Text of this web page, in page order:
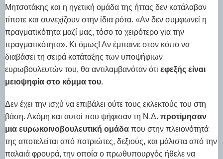
Μητσοτάκης και η ηγετική ομάδα της ήττας δεν κατάλαβαν
τίποτε και συνεχίζουν στην ίδια ρότα. «Αν δεν συμφωνεί η
πραγματικότητα μαζί μας, τόσο το χειρότερο για την
πραγματικότητα». Κι όμως! Αν έμπαινε στον κόπο να
διαβάσει τη σειρά κατάταξης των υποψήφιων
ευρωβουλευτών του, θα αντιλαμβανόταν ότι εφεξής είναι
μειοψηφία στο κόμμα του.
Δεν έχει την ισχύ να επιβάλει ούτε τους εκλεκτούς του στη
βάση. Ακόμη και αυτοί που ψήφισαν τη Ν.Δ. προτίμησαν
μια ευρωκοινοβουλευτική ομάδα που στην πλειονότητά
της αποτελείται από πατριώτες, δεξιούς, και μάλιστα από την
παλαιά φρουρά, την οποία ο πρωθυπουργός ήθελε να